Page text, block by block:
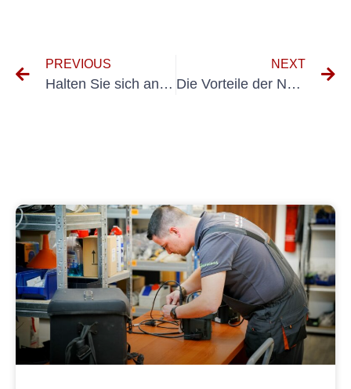
PREVIOUS
Halten Sie sich an die UVV-Prüfungsordnung in Wunstorf
NEXT
Die Vorteile der Nutzung von E-Check Limousinenservice für Ihre nächste Veranstaltung